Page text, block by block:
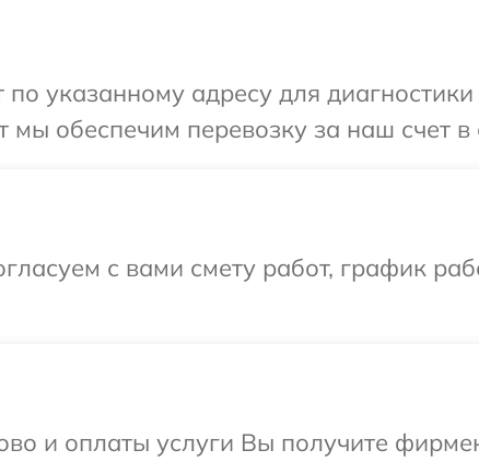
указанному адресу для диагностики
мы обеспечим перевозку за наш счет
с вами смету работ, график
и оплаты услуги Вы получите